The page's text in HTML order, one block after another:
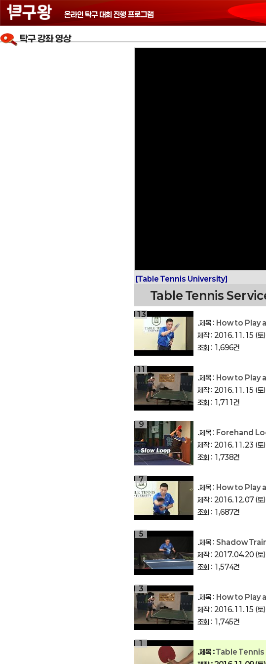
홈
온라인 탁구 대회 진행 프로그램
탁구 강좌 영상
[Table Tennis University]
Table Tennis
.제목 : How to Play a
제작 : 2016.11.15 (토)
조회 : 1,696건
13
.제목 : How to Play a
제작 : 2016.11.15 (토)
조회 : 1,711건
11
.제목 : Forehand Loop Variations:
제작 : 2016.11.23 (토)
조회 : 1,738건
9
.제목 : How to Play a
제작 : 2016.12.07 (토)
조회 : 1,687건
7
.제목 : Shadow Training to Improve
제작 : 2017.04.20 (토)
조회 : 1,574건
5
.제목 : How to Play a Backhand
제작 : 2016.11.15 (토)
조회 : 1,745건
3
.제목 :Table Tennis Service
1